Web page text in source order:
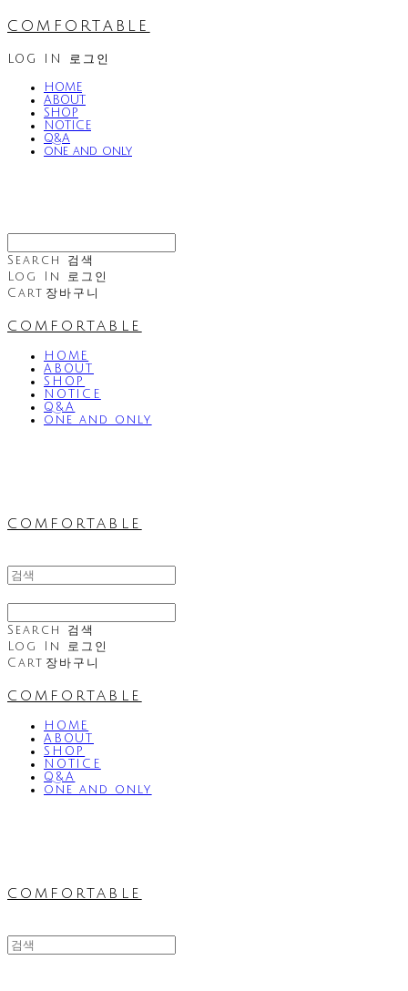
comfortable
LOG IN 로그인
HOME
ABOUT
SHOP
NOTICE
Q&A
one and only
Search
검색
Log In
로그인
Cart 장바구니
comfortable
HOME
ABOUT
SHOP
NOTICE
Q&A
one and only
comfortable
Search
검색
Log In
로그인
Cart 장바구니
comfortable
HOME
ABOUT
SHOP
NOTICE
Q&A
one and only
comfortable